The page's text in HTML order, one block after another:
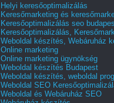
Helyi keresőoptimalizálás
Keresőmarketing és
Keresőoptimalizálás seo
Keresőoptimalizálás,
Weboldal készítés, Webáruház
Online marketing
Online marketing ügynökség
Weboldal készítés Budapest
Weboldal készítés, weboldal
Weboldal SEO
Weboldal és Webáruház SEO